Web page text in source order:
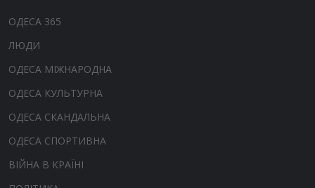
ОДЕСА 365
ЛЮДИ
ОДЕСА МІЖНАРОДНА
ОДЕСА КУЛЬТУРНА
ОДЕСА СКАНДАЛЬНА
ОДЕСА СПОРТИВНА
ВІЙНА В КРАЇНІ